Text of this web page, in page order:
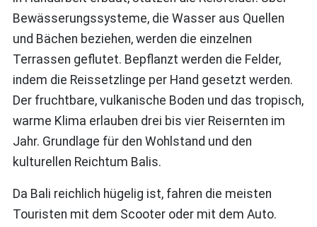
Bewässerungssysteme, die Wasser aus Quellen
und Bächen beziehen, werden die einzelnen
Terrassen geflutet. Bepflanzt werden die Felder,
indem die Reissetzlinge per Hand gesetzt werden.
Der fruchtbare, vulkanische Boden und das tropisch,
warme Klima erlauben drei bis vier Reisernten im
Jahr. Grundlage für den Wohlstand und den
kulturellen Reichtum Balis.
Da Bali reichlich hügelig ist, fahren die meisten
Touristen mit dem Scooter oder mit dem Auto.